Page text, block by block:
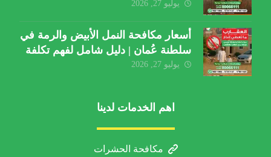
يوليو 27, 2026
أسعار مكافحة النمل الأبيض والرمة في
سلطنة عُمان | دليل شامل لفهم تكلفة
الخدمة والعوامل المؤثرة
يوليو 27, 2026
اهم الخدمات لدينا
مكافحة الحشرات